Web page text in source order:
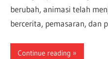
berubah, animasi telah
bercerita, pemasaran, dan
Continue reading